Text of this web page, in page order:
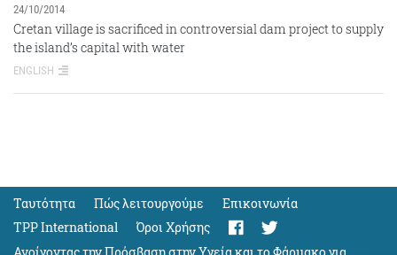
24/10/2014
Cretan village is sacrificed in controversial dam project to supply
the island’s capital with water
ENGLISH
Ταυτότητα Πώς λειτουργούμε
Eπικοινωνία
TPP International
Όροι Χρήσης